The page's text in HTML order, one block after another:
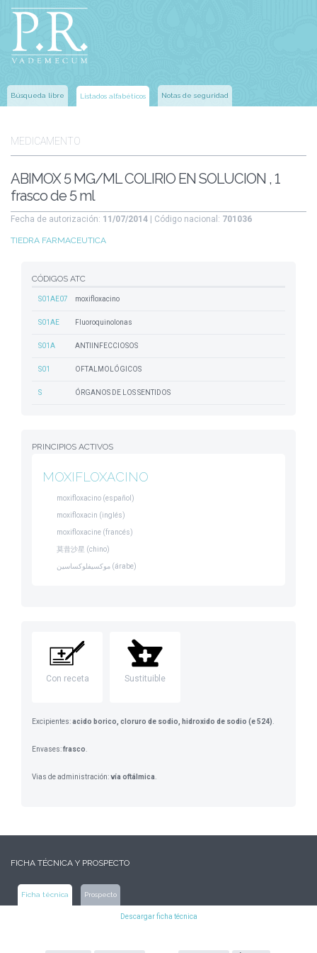
Búsqueda libre Listados alfabéticos Notas de seguridad
MEDICAMENTO
ABIMOX 5 MG/ML COLIRIO EN SOLUCION , 1
frasco de 5 ml
Fecha de autorización: 11/07/2014 | Código nacional: 701036
TIEDRA FARMACEUTICA
CÓDIGOS ATC
S01AE07 moxifloxacino
S01AE Fluoroquinolonas
S01A ANTIINFECCIOSOS
S01 OFTALMOLÓGICOS
S ÓRGANOS DE LOS SENTIDOS
PRINCIPIOS ACTIVOS
MOXIFLOXACINO
moxifloxacino (español)
moxifloxacin (inglés)
moxifloxacine (francés)
莫昔沙星 (chino)
موكسيفلوكساسين (árabe)
Con receta Sustituible
Excipientes:acido borico, cloruro de sodio, hidroxido de sodio (e 524)
Envases:frasco
Vias de administración:vía oftálmica
FICHA TÉCNICA Y PROSPECTO
Ficha técnica Prospecto
Descargar ficha técnica